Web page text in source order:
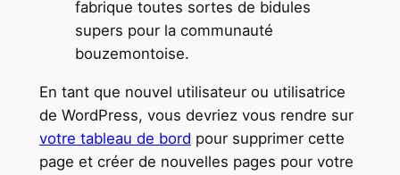
fabrique toutes sortes de bidules
supers pour la communauté
bouzemontoise.
En tant que nouvel utilisateur ou utilisatrice
de WordPress, vous devriez vous rendre sur
votre tableau de bord pour supprimer cette
page et créer de nouvelles pages pour votre